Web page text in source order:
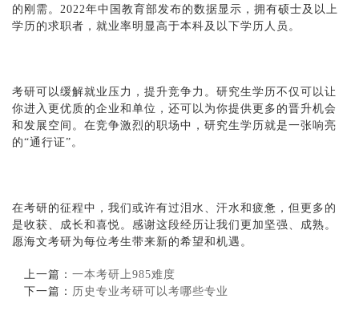
的刚需。2022年中国教育部发布的数据显示，拥有硕士及以上
学历的求职者，就业率明显高于本科及以下学历人员。
考研可以缓解就业压力，提升竞争力。研究生学历不仅可以让
你进入更优质的企业和单位，还可以为你提供更多的晋升机会
和发展空间。在竞争激烈的职场中，研究生学历就是一张响亮
的“通行证”。
在考研的征程中，我们或许有过泪水、汗水和疲惫，但更多的
是收获、成长和喜悦。感谢这段经历让我们更加坚强、成熟。
愿海文考研为每位考生带来新的希望和机遇。
上一篇： 一本考研上985难度
下一篇： 历史专业考研可以考哪些专业